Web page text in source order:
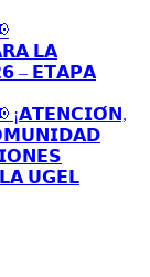
𝗟𝗔
– 𝗘𝗧𝗔𝗣𝗔
¡𝗔𝗧𝗘𝗡𝗖𝗜𝗢́𝗡,
𝗨𝗚𝗘𝗟